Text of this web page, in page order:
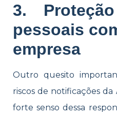
3.
pessoais
empresa
Outro quesito
riscos de notificações
forte senso dessa